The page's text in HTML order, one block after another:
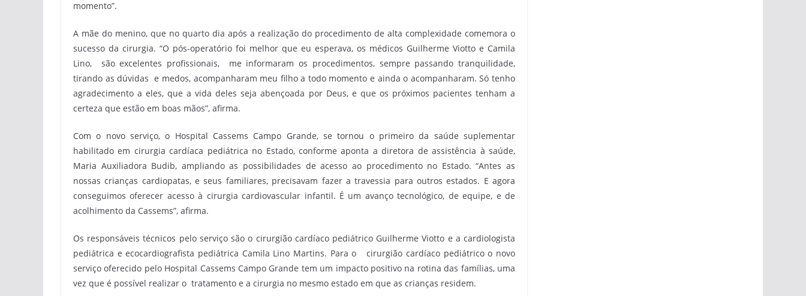
momento”.
A mãe do menino, que no quarto dia após a realização do procedimento de alta complexidade comemora o
sucesso da cirurgia. “O pós-operatório foi melhor que eu esperava, os médicos Guilherme Viotto e Camila
Lino, são excelentes profissionais, me informaram os procedimentos, sempre passando tranquilidade,
tirando as dúvidas e medos, acompanharam meu filho a todo momento e ainda o acompanharam. Só tenho
agradecimento a eles, que a vida deles seja abençoada por Deus, e que os próximos pacientes tenham a
certeza que estão em boas mãos”, afirma.
Com o novo serviço, o Hospital Cassems Campo Grande, se tornou o primeiro da saúde suplementar
habilitado em cirurgia cardíaca pediátrica no Estado, conforme aponta a diretora de assistência à saúde,
Maria Auxiliadora Budib, ampliando as possibilidades de acesso ao procedimento no Estado. “Antes as
nossas crianças cardiopatas, e seus familiares, precisavam fazer a travessia para outros estados. E agora
conseguimos oferecer acesso à cirurgia cardiovascular infantil. É um avanço tecnológico, de equipe, e de
acolhimento da Cassems”, afirma.
Os responsáveis técnicos pelo serviço são o cirurgião cardíaco pediátrico Guilherme Viotto e a cardiologista
pediátrica e ecocardiografista pediátrica Camila Lino Martins. Para o cirurgião cardíaco pediátrico o novo
serviço oferecido pelo Hospital Cassems Campo Grande tem um impacto positivo na rotina das famílias, uma
vez que é possível realizar o tratamento e a cirurgia no mesmo estado em que as crianças residem.